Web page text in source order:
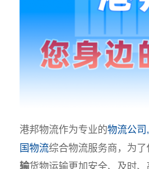
港邦物流作为专业的物流公司
国物流综合物流服务商，为了
输货物运输更加安全、及时